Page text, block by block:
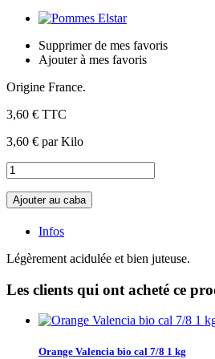
Supprimer de mes favoris
Ajouter à mes favoris
Origine France.
3,60 € TTC
3,60 € par Kilo
Ajouter au caba
Infos
Légèrement acidulée et bien juteuse.
Les clients qui ont acheté ce
Orange Valencia bio cal 7/8 1 kg